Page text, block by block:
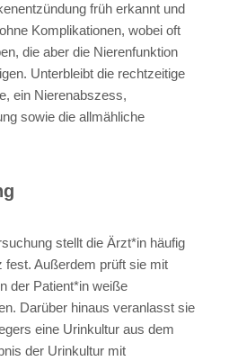
früh erkannt und
Komplikationen, wobei oft
die aber die Nierenfunktion
Unterbleibt die rechtzeitige
ein Nierenabszess,
sowie die allmähliche
stellt die Ärzt*in häufig
Außerdem prüft sie mit
der Patient*in weiße
Darüber hinaus veranlasst sie
eine Urinkultur aus dem
der Urinkultur mit